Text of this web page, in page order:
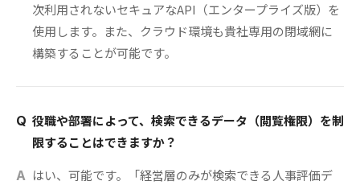
次利用されないセキュアなAPI（エンタープライズ版）を
使用します。また、クラウド環境も貴社専用の閉域網に
構築することが可能です。
Q 役職や部署によって、検索できるデータ（閲覧権限）を制
限することはできますか？
A はい、可能です。「経営層のみが検索できる人事評価デ